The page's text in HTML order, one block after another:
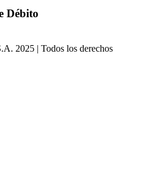
Débito
2025 | Todos los derechos